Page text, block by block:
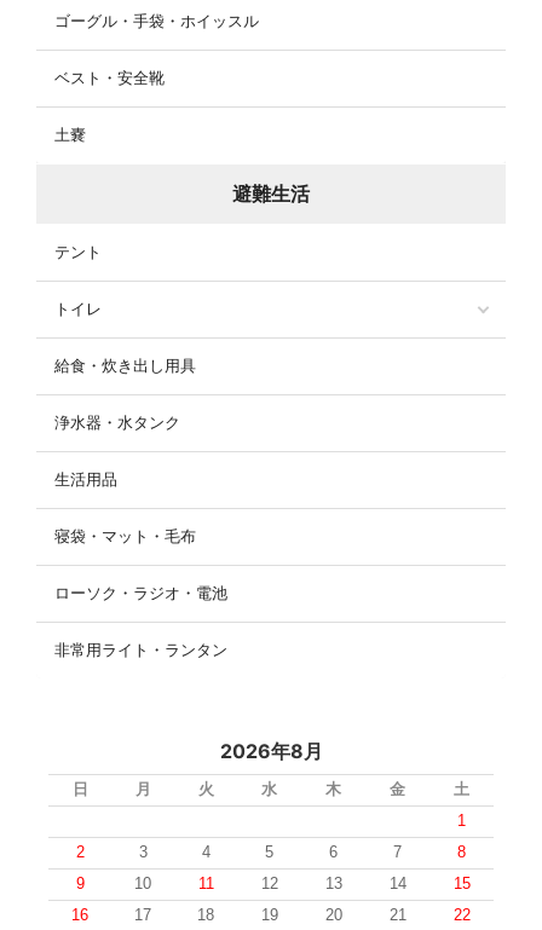
ゴーグル・手袋・ホイッスル
ベスト・安全靴
土嚢
避難生活
テント
トイレ
給食・炊き出し用具
浄水器・水タンク
生活用品
寝袋・マット・毛布
ローソク・ラジオ・電池
非常用ライト・ランタン
2026年8月
日 月 火 水 木 金
土
1
2
3 4 5 6 7
8
9
10 11 12 13 14
15
16
17 18 19 20 21
22